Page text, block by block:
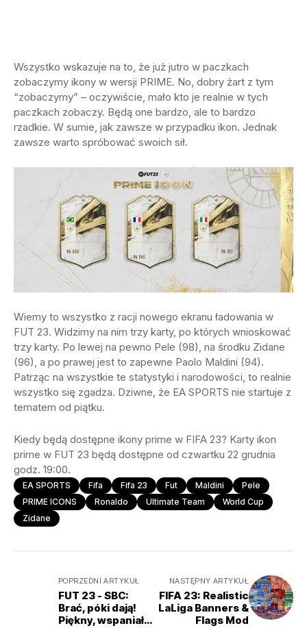
Wszystko wskazuje na to, że już jutro w paczkach
zobaczymy ikony w wersji PRIME. No, dobry żart z tym
“zobaczymy” – oczywiście, mało kto je realnie w tych
paczkach zobaczy. Będą one bardzo, ale to bardzo
rzadkie. W sumie, jak zawsze w przypadku ikon. Jednak
zawsze warto spróbować swoich sił.
Wiemy to wszystko z racji nowego ekranu ładowania w
FUT 23. Widzimy na nim trzy karty, po których wnioskować
trzy karty. Po lewej na pewno Pele (98), na środku Zidane
(96), a po prawej jest to zapewne Paolo Maldini (94).
Patrząc na wszystkie te statystyki i narodowości, to realnie
wszystko się zgadza. Dziwne, że EA SPORTS nie startuje z
tematem od piątku.
Kiedy będą dostępne ikony prime w FIFA 23? Karty ikon
prime w FUT 23 będą dostępne od czwartku 22 grudnia
godz. 19:00.
EA SPORTS Fifa Fifa 23 Fut Maldini
Pele
PRIME ICONS
Ronaldo Ultimate Team
World Cup
Zidane
POPRZEDNI ARTYKUŁ
FUT 23 - SBC:
Brać, póki dają!
Piękny, wspaniały
NASTĘPNY ARTYKUŁ
FIFA 23: Realistic
LaLiga Banners &
Flags Mod